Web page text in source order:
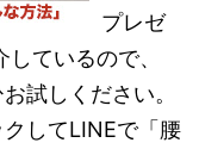
プレゼ
ているので、
試しください。
してLINEで「腰